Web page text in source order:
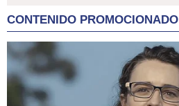
CONTENIDO PROMOCIONADO